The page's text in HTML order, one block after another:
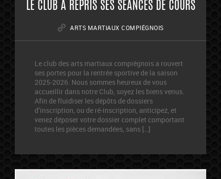
LE CLUB A REPRIS SES SÉANCES DE COURS
ARTS MARTIAUX COMPIÉGNOIS
Le club des arts martiaux compiégnois a rouvert
ses portes pour la rentrée sportive de la saison
2025-2026. Nous sommes heureux de vous
accueillir dans notre Club, soyez les biens venus.
Afin de fluidiser les dépôts de dossiers
d’inscription, ou de ré-inscription, anticipez, et
venez déposer votre dossier complet comportant
toutes les pièces demandées, sans […]